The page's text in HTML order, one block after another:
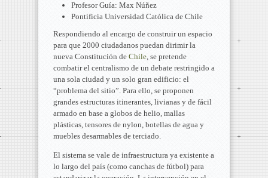
Profesor Guía: Max Núñez
Pontificia Universidad Católica de Chile
Respondiendo al encargo de construir un espacio
para que 2000 ciudadanos puedan dirimir la
nueva Constitución de Chile, se pretende
combatir el centralismo de un debate restringido a
una sola ciudad y un solo gran edificio: el
“problema del sitio”. Para ello, se proponen
grandes estructuras itinerantes, livianas y de fácil
armado en base a globos de helio, mallas
plásticas, tensores de nylon, botellas de agua y
muebles desarmables de terciado.
El sistema se vale de infraestructura ya existente a
lo largo del país (como canchas de fútbol) para